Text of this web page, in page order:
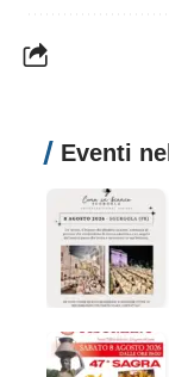
Eventi